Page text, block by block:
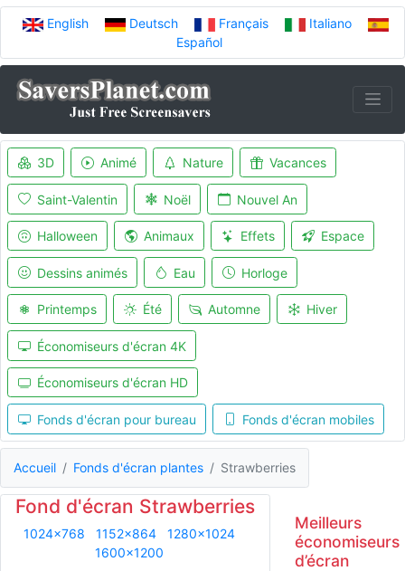
English Deutsch Français
Italiano
Español
3D Animé Nature Vacances
Saint-Valentin Noël Nouvel An
Halloween Animaux Effets Espace
Dessins animés Eau Horloge
Printemps Été Automne Hiver
Économiseurs d'écran 4K
Économiseurs d'écran HD
Fonds d'écran pour bureau Fonds d'écran mobiles
Accueil Fonds d'écran plantes Strawberries
Fond d'écran Strawberries
1024x768 1152x864
1280x1024
1600x1200
Meilleurs
économiseurs
d’écran